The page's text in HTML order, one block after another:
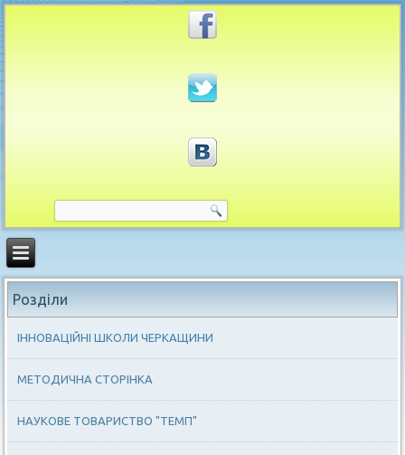
Розділи
ІННОВАЦІЙНІ ШКОЛИ ЧЕРКАЩИНИ
МЕТОДИЧНА СТОРІНКА
НАУКОВЕ ТОВАРИСТВО "ТЕМП"